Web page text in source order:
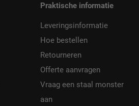
Praktische informatie
Leveringsinformatie
Hoe bestellen
Retourneren
Offerte aanvragen
Vraag een staal monster
aan